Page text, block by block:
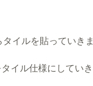
イルを貼っていきま
イル仕様にしていき